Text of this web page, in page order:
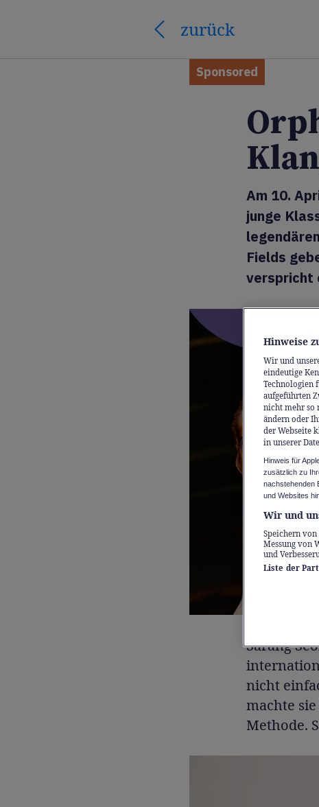
zurück
Sponsored
Am 10.
junge
Fields
verspricht
Sarang
nicht
machte
Methode.
Hinweise
Wir und
eindeutige
Technologien
aufgeführten
nicht mehr so
ändern oder
der Webseite
in unserer
Hinweis für
zusätzlich zu
nachstehenden
und Websites
Wir und
Speichern
Messung von
und
Liste der